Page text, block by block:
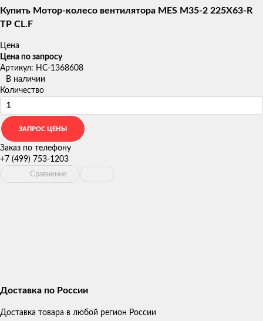
Купить Мотор-колесо вентилятора MES M35-2 225X63-R
TP CL.F
Цена
Цена по запросу
Артикул: НС-1368608
В наличии
Количество
Заказ по телефону
+7 (499) 753-1203
Сравнение
Доставка по России
Доставка товара в любой регион России